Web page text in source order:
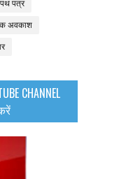
पत्र
अवकाश
CHANNEL